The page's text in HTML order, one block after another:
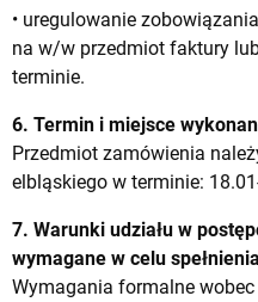
• uregulowanie
na w/w przedmiot faktury
terminie.
6. Termin i miejsce
Przedmiot zamówienia
elbląskiego w terminie:
7. Warunki udziału w
wymagane w celu
Wymagania formalne